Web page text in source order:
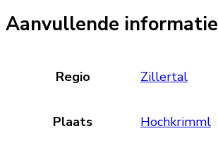
Aanvullende informatie
Regio Zillertal
Plaats Hochkrimml